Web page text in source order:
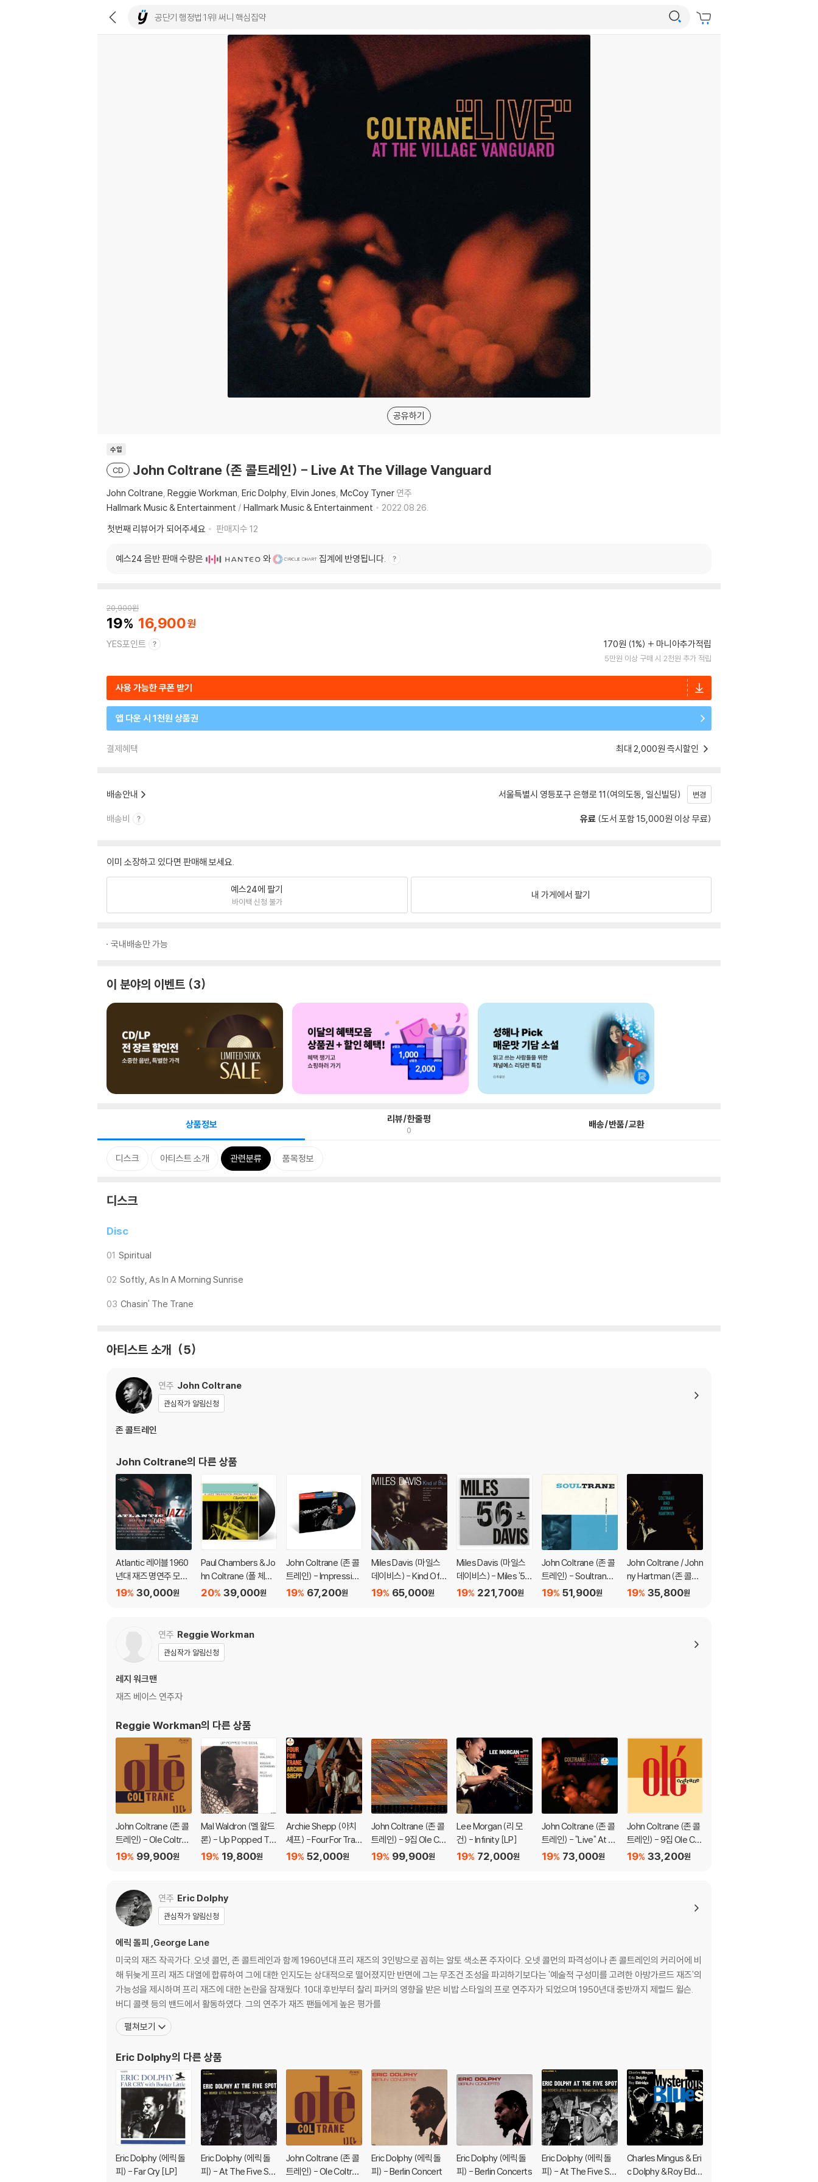
공유하기
수입
CD John Coltrane (존 콜트레인) - Live At The Village Vanguard
John Coltrane Reggie Workman Eric Dolphy Elvin Jones McCoy Tyner 연주
Hallmark Music & Entertainment / Hallmark Music & Entertainment
2022.08.26.
첫번째 리뷰어가 되어주세요
판매지수 12
예스24 음반 판매 수량은 와 집계에 반영됩니다.
20,900원
19 16,900
YES포인트 170원 (1%) 마니아추가적립
5만원 이상 구매 시 2천원 추가 적립
사용 가능한 쿠폰 받기
앱 다운 시 1천원 상품권
결제혜택 최대 2,000원 즉시할인
배송안내 서울특별시 영등포구 은행로 11(여의도동, 일신빌딩) 변경
배송비 유료 (도서 포함 15,000원 이상 무료)
이미 소장하고 있다면 판매해 보세요.
예스24에 팔기
바이백 신청 불가
내 가게에서 팔기
국내배송만 가능
이 분야의 이벤트 3
상품정보 리뷰/한줄평
0 배송/반품/교환
디스크 아티스트 소개 관련분류 품목정보
디스크
Disc
01 Spiritual
02 Softly, As In A Morning Sunrise
03 Chasin' The Trane
아티스트 소개 5
연주 John Coltrane
관심작가 알림신청
존 콜트레인
John Coltrane의 다른 상품
Atlantic 레이블 1960
년대 재즈 명연주 모음
집 (Atlantic Jazz: Be
30,000원
19%
Paul Chambers & Jo
hn Coltrane (폴 체임
버스 & 존 콜트레인) -
ber's Music [LP]
39,000원
20%
John Coltrane (존 콜
트레인) - Impression
s [LP]67,200원
19%
Miles Davis (마일스
데이비스) - Kind Of B
lue [2 SACD Hybrid]
65,000원
19%
Miles Davis (마일스
데이비스) - Miles '56:
The Prestige Recor
221,700원
19%
John Coltrane (존 콜
트레인) - Soultrane
[LP] 51,900원
19%
John Coltrane / John
ny Hartman (존 콜트
레인 / 조니 하트만) - J
35,800원
19%
연주 Reggie Workman
관심작가 알림신청
레지 워크맨
재즈 베이스 연주자
Reggie Workman의 다른 상품
John Coltrane (존 콜
트레인) - Ole Coltran
e [LP]99,900원
19%
Mal Waldron (멜 왈드
론) - Up Popped Th
e Devil19,800원
19%
Archie Shepp (아치
셰프) - Four For Tran
e [LP]52,000원
19%
John Coltrane (존 콜
트레인) - 9집 Ole Col
trane [LP]99,900원
19%
Lee Morgan (리 모
건) - Infinity [LP]
72,000원
19%
John Coltrane (존 콜
트레인) - "Live" At T
he Village Vanguard
73,000원
19%
John Coltrane (존 콜
트레인) - 9집 Ole Col
trane [LP]33,200원
19%
연주 Eric Dolphy
관심작가 알림신청
에릭 돌피 ,George Lane
미국의 재즈 작곡가다. 오넷 콜먼, 존 콜트레인과 함께 1960년대 프리 재즈의 3인방으로 꼽히는 알토 색소폰 주자이다. 오넷 콜먼의 파격성이나 존 콜트레인의 커리어에 비
해 뒤늦게 프리 재즈 대열에 합류하여 그에 대한 인지도는 상대적으로 떨어졌지만 반면에 그는 무조건 조성을 파괴하기보다는 '예술적 구성미를 고려한 아방가르드 재즈'의
가능성을 제시하며 프리 재즈에 대한 논란을 잠재웠다. 10대 후반부터 찰리 파커의 영향을 받은 비밥 스타일의 프로 연주자가 되었으며 1950년대 중반까지 제럴드 윌슨.
버디 콜렛 등의 밴드에서 활동하였다. 그의 연주가 재즈 팬들에게 높은 평가를
펼쳐보기
Eric Dolphy의 다른 상품
Eric Dolphy (에릭 돌
피) - Far Cry [LP]
Eric Dolphy (에릭 돌
피) - At The Five Sp
John Coltrane (존 콜
트레인) - Ole Coltran
Eric Dolphy (에릭 돌
피) - Berlin Concert
Eric Dolphy (에릭 돌
피) - Berlin Concerts
Eric Dolphy (에릭 돌
피) - At The Five Sp
Charles Mingus & Eri
c Dolphy & Roy Eldri